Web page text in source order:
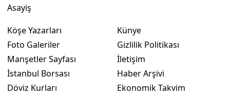
Asayiş
Köşe Yazarları
Foto Galeriler
Manşetler Sayfası
İstanbul Borsası
Döviz Kurları
Künye
Gizlilik Politikası
İletişim
Haber Arşivi
Ekonomik Takvim